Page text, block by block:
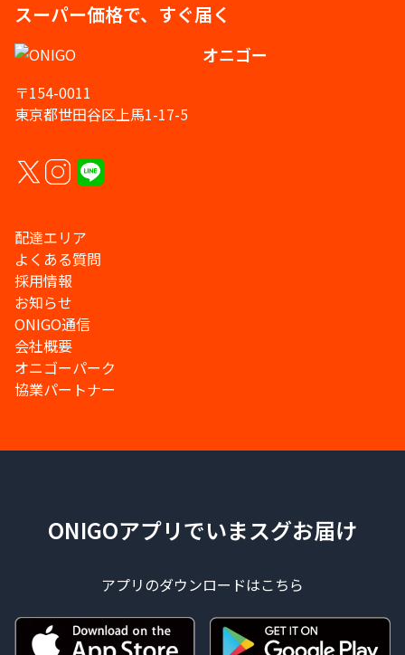
スーパー価格で、すぐ届く
オニゴー
〒154-0011
東京都世田谷区上馬1-17-5
配達エリア
よくある質問
採用情報
お知らせ
ONIGO通信
会社概要
オニゴーパーク
協業パートナー
ONIGOアプリでいまスグお届け
アプリのダウンロードはこちら